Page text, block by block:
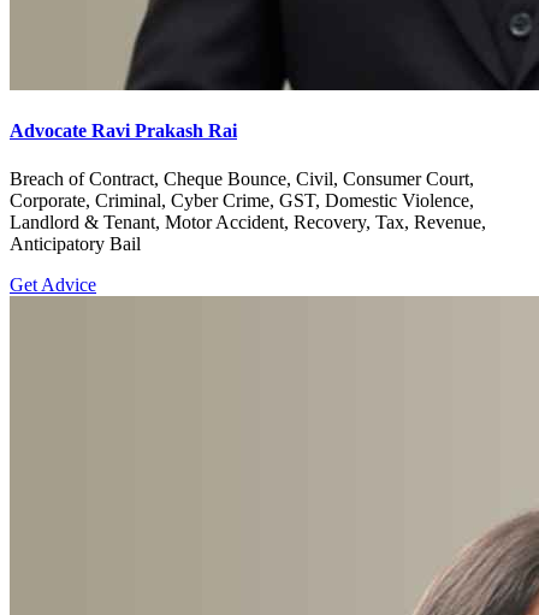
Advocate Ravi Prakash Rai
Breach of Contract, Cheque Bounce, Civil, Consumer Court,
Corporate, Criminal, Cyber Crime, GST, Domestic Violence,
Landlord & Tenant, Motor Accident, Recovery, Tax, Revenue,
Anticipatory Bail
Get Advice